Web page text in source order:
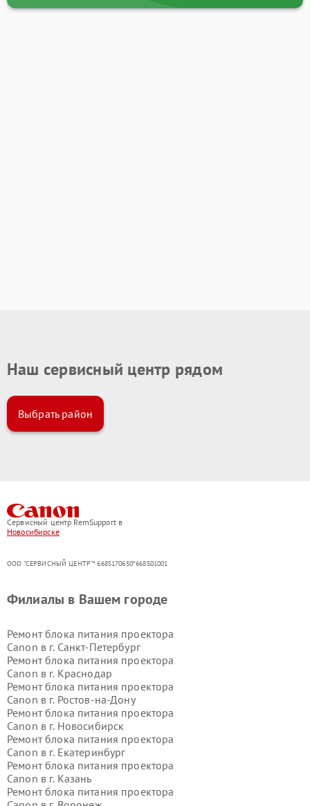
Наш сервисный центр рядом
Выбрать район
Сервисный центр RemSupport в
Новосибирске
ООО "СЕРВИСНЫЙ ЦЕНТР"* 6685170650*668501001
Филиалы в Вашем городе
Ремонт блока питания проектора
Canon в г. Санкт-Петербург
Ремонт блока питания проектора
Canon в г. Краснодар
Ремонт блока питания проектора
Canon в г. Ростов-на-Дону
Ремонт блока питания проектора
Canon в г. Новосибирск
Ремонт блока питания проектора
Canon в г. Екатеринбург
Ремонт блока питания проектора
Canon в г. Казань
Ремонт блока питания проектора